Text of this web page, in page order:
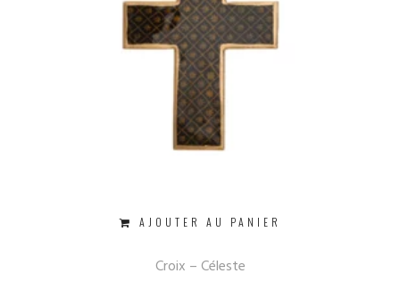
AJOUTER AU PANIER
Croix – Céleste